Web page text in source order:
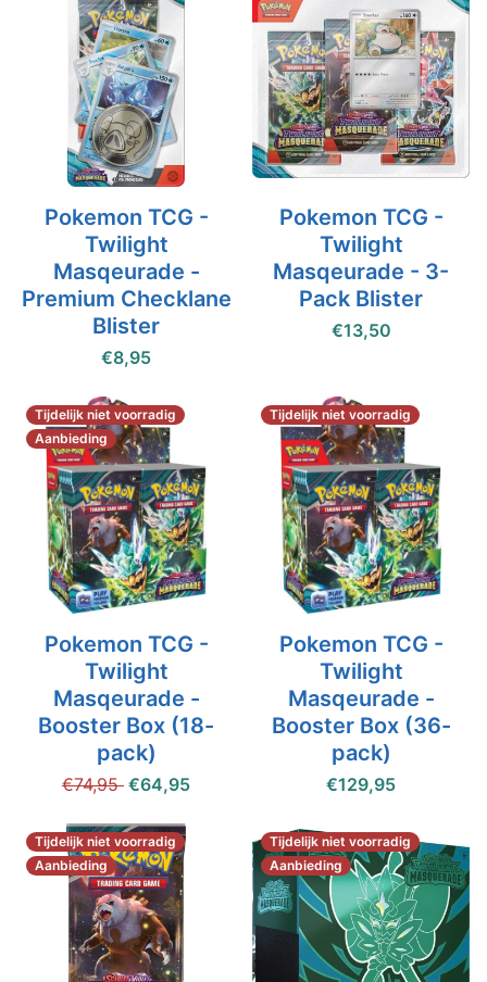
Pokemon TCG -
Twilight
Masqeurade -
Premium Checklane
Blister
€8,95
Pokemon TCG -
Twilight
Masqeurade - 3-
Pack Blister
€13,50
Pokemon TCG -
Twilight
Masqeurade -
Booster Box (18-
pack)
€74,95 €64,95
Aanbieding
Tijdelijk niet voorradig
Pokemon TCG -
Twilight
Masqeurade -
Booster Box (36-
pack)
€129,95
Tijdelijk niet voorradig
Aanbieding
Tijdelijk niet voorradig
Aanbieding
Tijdelijk niet voorradig